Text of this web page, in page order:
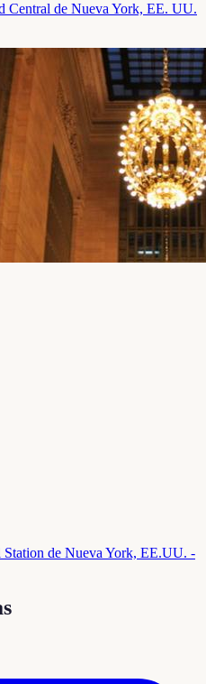
Central de Nueva York, EE. UU.
de Nueva York, EE.UU. -